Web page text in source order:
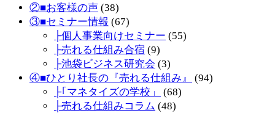
②■お客様の声 (38)
③■セミナー情報 (67)
├個人事業向けセミナー (55)
├売れる仕組み合宿 (9)
├池袋ビジネス研究会 (3)
④■ひとり社長の『売れる仕組み』
(94)
├｢マネタイズの学校」
(68)
├売れる仕組みコラム (48)